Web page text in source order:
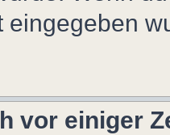
eingegeben
vor einiger